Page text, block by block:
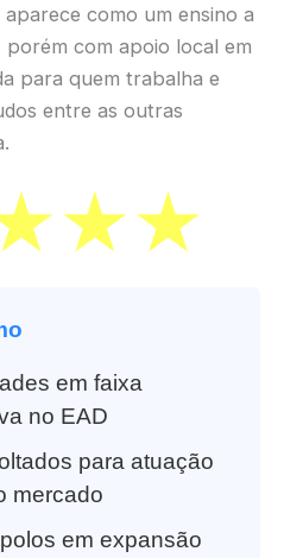
como um ensino a
porém com apoio local em
para quem trabalha e
entre as outras
em faixa
no EAD
para atuação
mercado
em expansão